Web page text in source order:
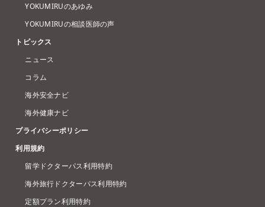
YOKUMIRUのあゆみ
YOKUMIRUの相談医師の声
トピックス
ニュース
コラム
海外安全ナビ
海外健康ナビ
プライバシーポリシー
利用規約
留学ドクターパス利用特約
海外旅行ドクターパス利用特約
定額プラン利用特約